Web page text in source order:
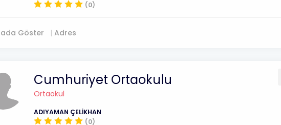
(0)
Göster Adres
Cumhuriyet Ortaokulu
Ortaokul
ADIYAMAN ÇELİKHAN
(0)